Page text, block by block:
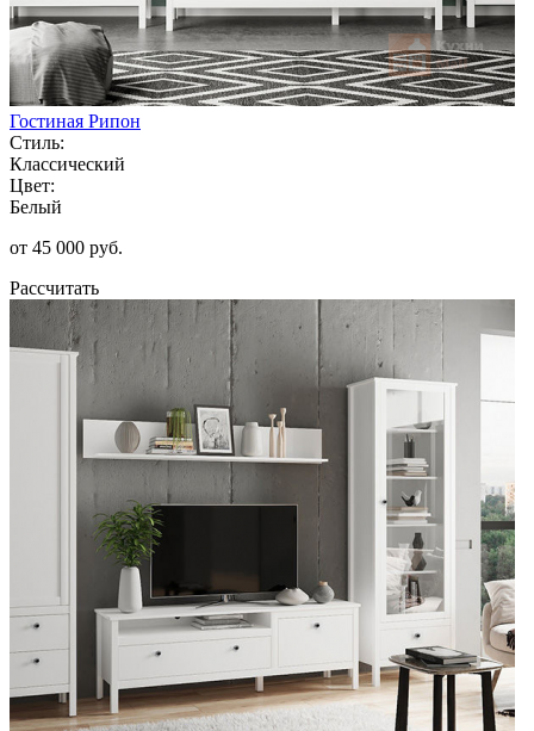
Гостиная Рипон
Стиль:
Классический
Цвет:
Белый
от 45 000 руб.
Рассчитать